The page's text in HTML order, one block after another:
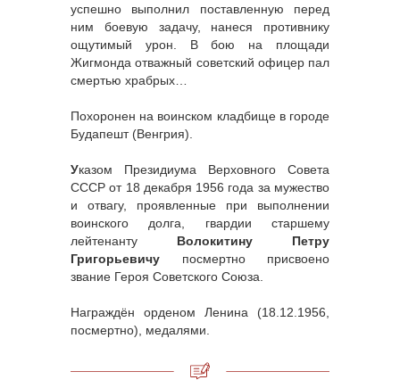
успешно выполнил поставленную перед
ним боевую задачу, нанеся противнику
ощутимый урон. В бою на площади
Жигмонда отважный советский офицер пал
смертью храбрых…
Похоронен на воинском кладбище в городе
Будапешт (Венгрия).
Указом Президиума Верховного Совета
СССР от 18 декабря 1956 года за мужество
и отвагу, проявленные при выполнении
воинского долга, гвардии старшему
лейтенанту Волокитину Петру
Григорьевичу посмертно присвоено
звание Героя Советского Союза.
Награждён орденом Ленина (18.12.1956,
посмертно), медалями.